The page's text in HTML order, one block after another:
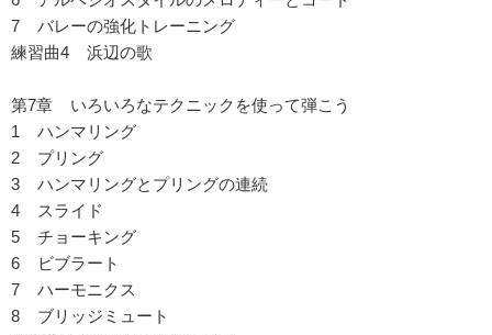
7 バレーの強化トレーニング
練習曲4 浜辺の歌
第7章 いろいろなテクニックを使って弾こう
1 ハンマリング
2 プリング
3 ハンマリングとプリングの連続
4 スライド
5 チョーキング
6 ビブラート
7 ハーモニクス
8 ブリッジミュート